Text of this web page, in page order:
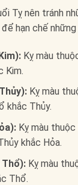
Tỵ nên tránh
hạn chế
Kỵ màu
Kim.
Kỵ màu
khắc Thủy.
Kỵ màu thuộc
khắc Hỏa.
Thổ):Kỵ màu
Thổ.